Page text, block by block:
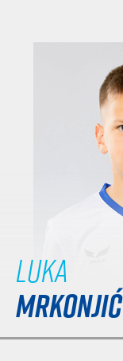
Luka
MRKONJIĆ